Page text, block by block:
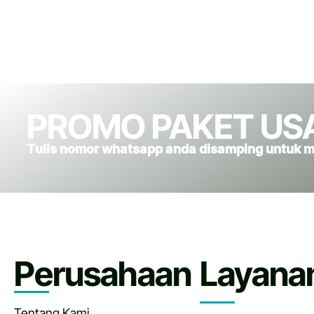
PROMO PAKET
Tulis nomor whatsapp anda disamping untuk
Perusahaan